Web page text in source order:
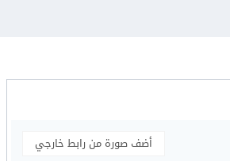
أضف صورة من رابط خارجي